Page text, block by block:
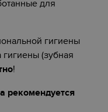
для
гигиены
гигиены (зубная
!
рекомендуется